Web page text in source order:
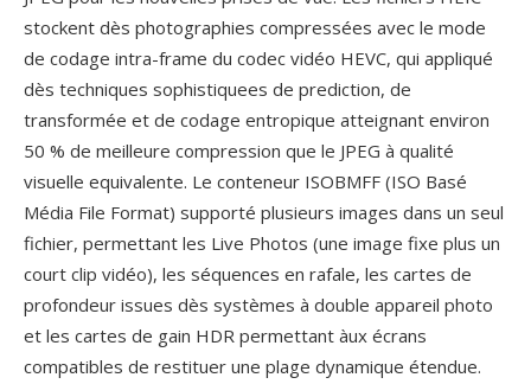
stockent dès photographies compressées avec le mode
de codage intra-frame du codec vidéo HEVC, qui appliqué
dès techniques sophistiquees de prediction, de
transformée et de codage entropique atteignant environ
50 % de meilleure compression que le JPEG à qualité
visuelle equivalente. Le conteneur ISOBMFF (ISO Basé
Média File Format) supporté plusieurs images dans un seul
fichier, permettant les Live Photos (une image fixe plus un
court clip vidéo), les séquences en rafale, les cartes de
profondeur issues dès systèmes à double appareil photo
et les cartes de gain HDR permettant àux écrans
compatibles de restituer une plage dynamique étendue.